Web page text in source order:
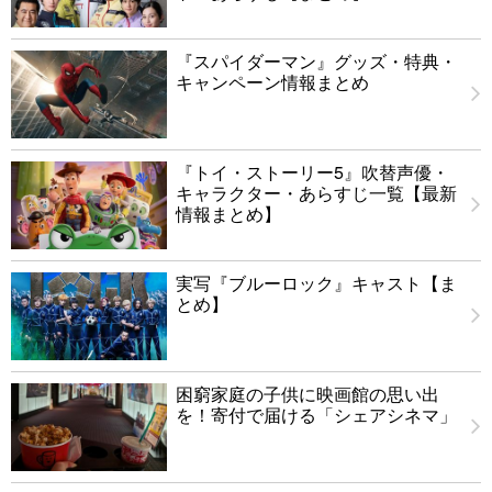
『スパイダーマン』グッズ・特典・
キャンペーン情報まとめ
『トイ・ストーリー5』吹替声優・
キャラクター・あらすじ一覧【最新
情報まとめ】
実写『ブルーロック』キャスト【ま
とめ】
困窮家庭の子供に映画館の思い出
を！寄付で届ける「シェアシネマ」